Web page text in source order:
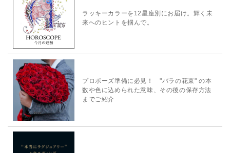
ラッキーカラーを12星座別にお届け。輝く未
来へのヒントを掴んで。
プロポーズ準備に必見！ "バラの花束" の本
数や色に込められた意味、その後の保存方法
までご紹介